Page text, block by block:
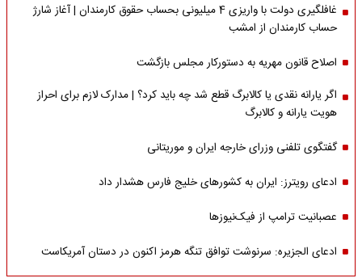
غافلگیری دولت با واریزی 4 میلیونی بحساب حقوق کارمندان | آغاز شارژ
حساب کارمندان از امشب
اصلاح قانون مهریه به دستورکار مجلس بازگشت
اگر یارانه نقدی یا کالابرگ قطع شد چه باید کرد؟ | مدارک لازم برای احراز
هویت یارانه و کالابرگ
گفتگوی تلفنی وزرای خارجه ایران و موریتانی
ادعای رویترز: ایران به کشورهای خلیج فارس هشدار داد
عصبانیت ترامپ از فیک‌نیوزها
ادعای الجزیره: سرنوشت توافق تنگه هرمز اکنون در دستان آمریکاست